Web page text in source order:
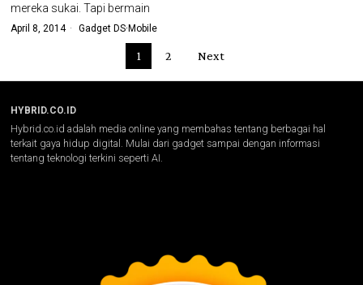
mereka sukai. Tapi bermain
April 8, 2014 Gadget DS·Mobile
1 2 Next
HYBRID.CO.ID
Hybrid.co.id adalah media online yang membahas tentang berbagai hal
terkait gaya hidup digital. Mulai dari gadget sampai dengan informasi
tentang teknologi terkini seperti AI.